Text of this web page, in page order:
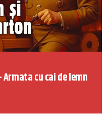
Armata cu cai de lemn